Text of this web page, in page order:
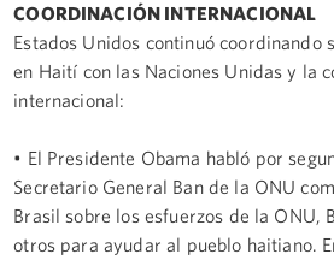
COORDINACIÓN INTERNACIONAL
Estados Unidos continuó coordinando
en Haití con las Naciones Unidas y la
internacional:
• El Presidente Obama habló por
Secretario General Ban de la ONU
Brasil sobre los esfuerzos de la ONU,
otros para ayudar al pueblo haitiano.